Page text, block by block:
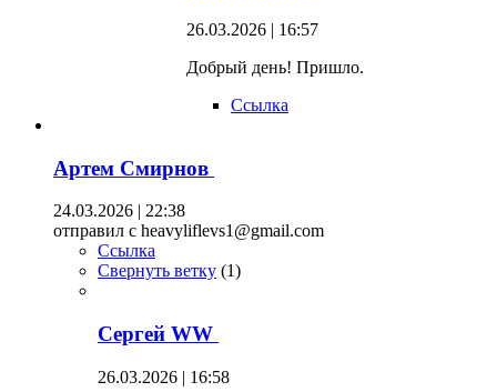
26.03.2026 | 16:57
Добрый день! Пришло.
Ссылка
Артем Смирнов
24.03.2026 | 22:38
отправил с heavyliflevs1@gmail.com
Ссылка
Свернуть ветку (1)
Сергей WW
26.03.2026 | 16:58